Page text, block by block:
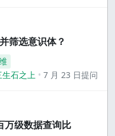
筛选意识体？
石之上
7 月 23 日提问
万级数据查询比